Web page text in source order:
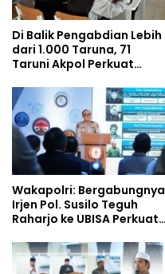
Di Balik Pengabdian Lebih
dari 1.000 Taruna, 71
Taruni Akpol Perkuat
Siswa Sekolah Rakyat
Wakapolri: Bergabungnya
Irjen Pol. Susilo Teguh
Raharjo ke UBISA Perkuat
Studi Kepolisian